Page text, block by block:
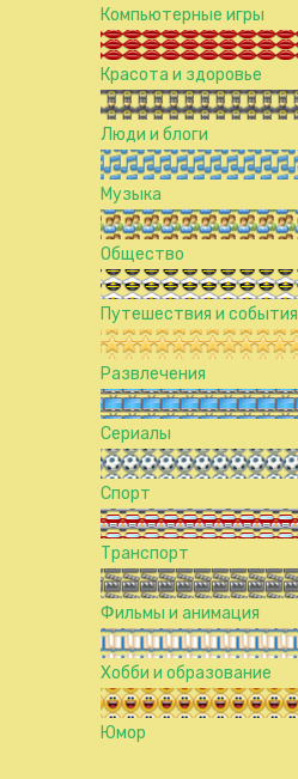
Компьютерные игры
Красота и здоровье
Люди и блоги
Музыка
Общество
Путешествия и события
Развлечения
Сериалы
Спорт
Транспорт
Фильмы и анимация
Хобби и образование
Юмор